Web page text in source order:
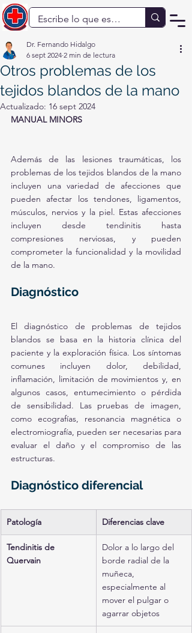
Otros problemas de los
tejidos blandos de la mano
Dr. Fernando Hidalgo
6 sept 2024 2 min de lectura
Actualizado: 16 sept 2024
MANUAL MINORS
Además de las lesiones traumáticas, los
problemas de los tejidos blandos de la mano
incluyen una variedad de afecciones que
pueden afectar los tendones, ligamentos,
músculos, nervios y la piel. Estas afecciones
incluyen desde tendinitis hasta
compresiones nerviosas, y pueden
comprometer la funcionalidad y la movilidad
de la mano.
Diagnóstico
El diagnóstico de problemas de tejidos
blandos se basa en la historia clínica del
paciente y la exploración física. Los síntomas
comunes incluyen dolor, debilidad,
inflamación, limitación de movimientos y, en
algunos casos, entumecimiento o pérdida
de sensibilidad. Las pruebas de imagen,
como ecografías, resonancia magnética o
electromiografía, pueden ser necesarias para
evaluar el daño y el compromiso de las
estructuras.
Diagnóstico diferencial
Patología Diferencias clave
Tendinitis de
Quervain
Dolor a lo largo del
borde radial de la
muñeca,
especialmente al
mover el pulgar o
agarrar objetos